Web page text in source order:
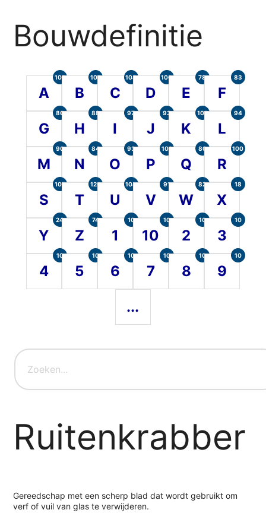
Bouwdefinitie
A
105
B
107
C
104
D
100
E
78
F
83
G
86
H
88
I
97
J
93
K
101
L
94
M
90
N
84
O
93
P
101
Q
80
R
100
S
107
T
120
U
104
V
91
W
82
X
18
Y
24
Z
74
1
10
10
10
2
10
3
10
4
10
5
10
6
10
7
10
8
10
9
10
...
Ruitenkrabber
Gereedschap met een scherp blad dat wordt gebruikt om
verf of vuil van glas te verwijderen.